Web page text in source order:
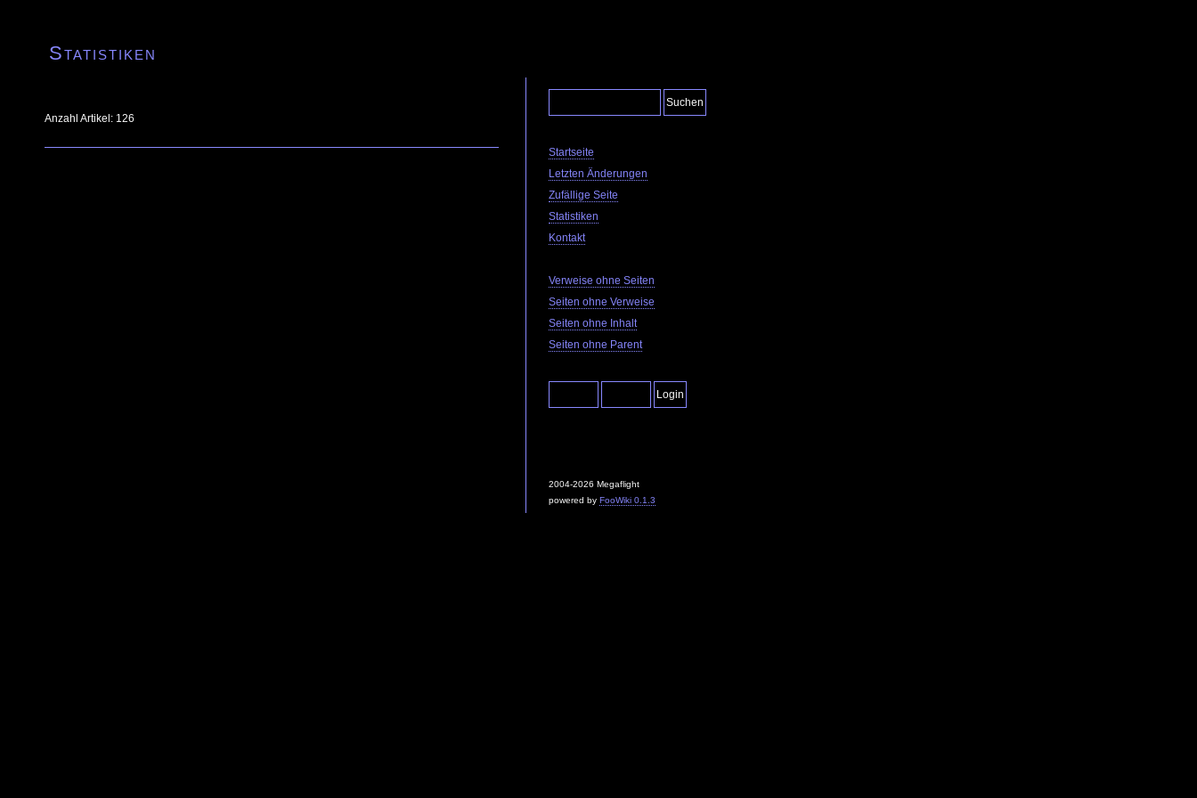
Statistiken
Anzahl Artikel: 126
Startseite
Letzten Änderungen
Zufällige Seite
Statistiken
Kontakt
Verweise ohne Seiten
Seiten ohne Verweise
Seiten ohne Inhalt
Seiten ohne Parent
2004-2026 Megaflight
powered by FooWiki 0.1.3